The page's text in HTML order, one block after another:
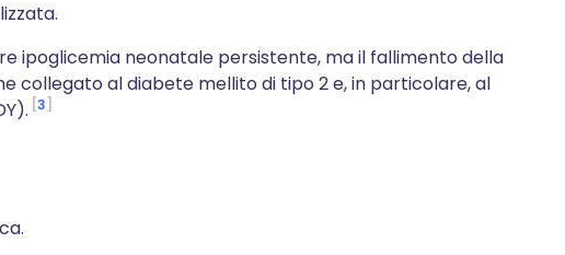
ipoglicemia neonatale persistente, ma il fallimento della
collegato al diabete mellito di tipo 2 e, in particolare, al
3